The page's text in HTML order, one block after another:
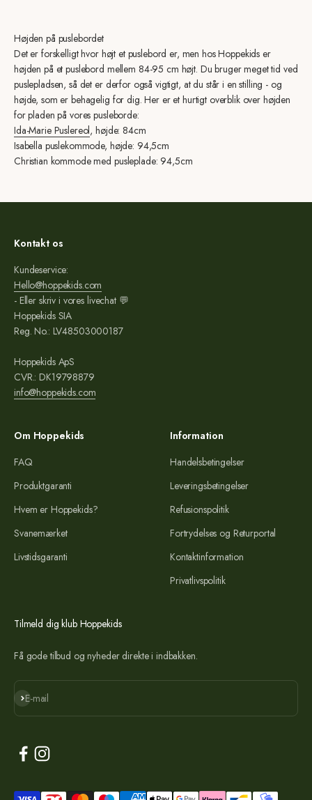
Højden på puslebordet
Det er forskelligt hvor højt et puslebord er, men hos Hoppekids er
højden på et puslebord mellem 84-95 cm højt. Du bruger meget tid ved
puslepladsen, så det er derfor også vigtigt, at du står i en stilling - og
højde, som er behagelig for dig. Her er et hurtigt overblik over højden
for pladen på vores pusleborde:
Ida-Marie Puslereol, højde: 84cm
Isabella puslekommode, højde: 94,5cm
Christian kommode med pusleplade: 94,5cm
Kontakt os
Kundeservice:
Hello@hoppekids.com
- Eller skriv i vores livechat 💬
Hoppekids SIA
Reg. No.: LV48503000187
Hoppekids ApS
CVR.: DK19798879
info@hoppekids.com
Om Hoppekids
FAQ
Produktgaranti
Hvem er Hoppekids?
Svanemærket
Livstidsgaranti
Information
Handelsbetingelser
Leveringsbetingelser
Refusionspolitik
Fortrydelses og Returportal
Kontaktinformation
Privatlivspolitik
Tilmeld dig klub Hoppekids
Få gode tilbud og nyheder direkte i indbakken.
E-mail
Abonnér